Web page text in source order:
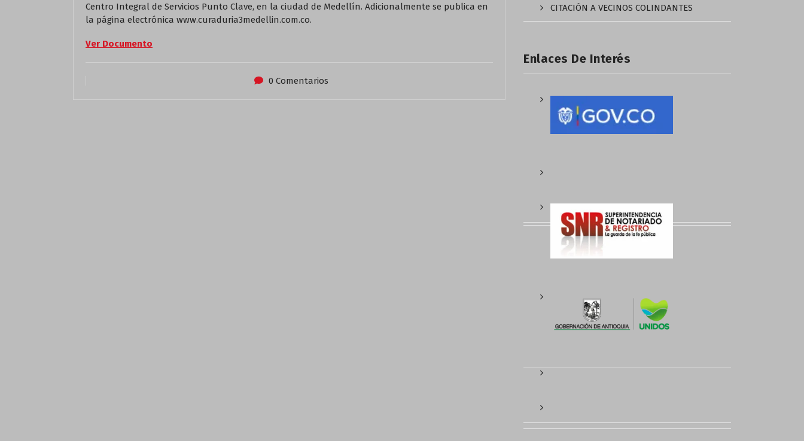
Centro Integral de Servicios Punto Clave, en la ciudad de Medellín. Adicionalmente se publica en
la página electrónica www.curaduria3medellin.com.co.
Ver Documento
0 Comentarios
CITACIÓN A VECINOS COLINDANTES
Enlaces De Interés